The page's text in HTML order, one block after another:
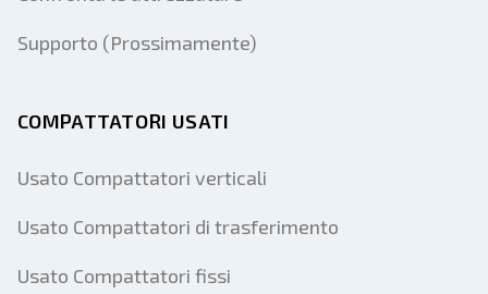
Supporto (Prossimamente)
COMPATTATORI USATI
Usato Compattatori verticali
Usato Compattatori di trasferimento
Usato Compattatori fissi